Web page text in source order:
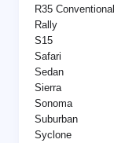
R35 Conventional
Rally
S15
Safari
Sedan
Sierra
Sonoma
Suburban
Syclone